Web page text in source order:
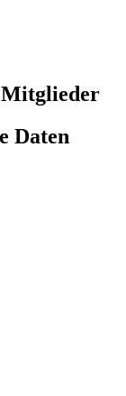
Daten